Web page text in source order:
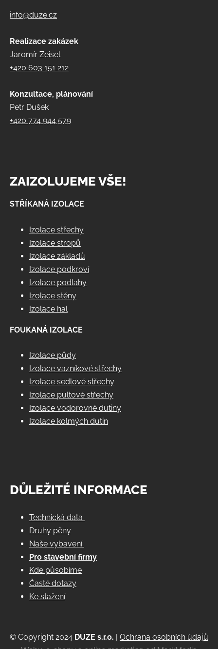
info@duze.cz
Realizace zakázek
Jaromír Zeisel
+420 603 151 212
Konzultace, plánování
Petr Dušek
+420 774 944 579
ZAIZOLUJEME VŠE!
STŘÍKANÁ IZOLACE
Izolace střechy
Izolace stropů
Izolace základů
Izolace podkroví
Izolace podlahy
Izolace stěny
Izolace hal
FOUKANÁ IZOLACE
Izolace půdy
Izolace vazníkové střechy
Izolace sedlové střechy
Izolace pultové střechy
Izolace vodorovné dutiny
Izolace kolmých dutin
DŮLEŽITÉ INFORMACE
Technická data
Druhy pěny
Naše vybavení
Pro stavební firmy
Kde působíme
Časté dotazy
Ke stažení
© Copyright 2024 DUZE s.r.o. | Ochrana osobních údajů